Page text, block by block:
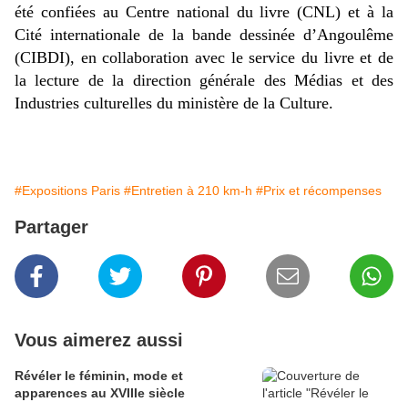
été confiées au Centre national du livre (CNL) et à la
Cité internationale de la bande dessinée d’Angoulême
(CIBDI), en collaboration avec le service du livre et de
la lecture de la direction générale des Médias et des
Industries culturelles du ministère de la Culture.
#Expositions Paris #Entretien à 210 km-h #Prix et récompenses
Partager
Vous aimerez aussi
​​​​​​​Révéler le féminin, mode et
apparences au XVIIIe siècle